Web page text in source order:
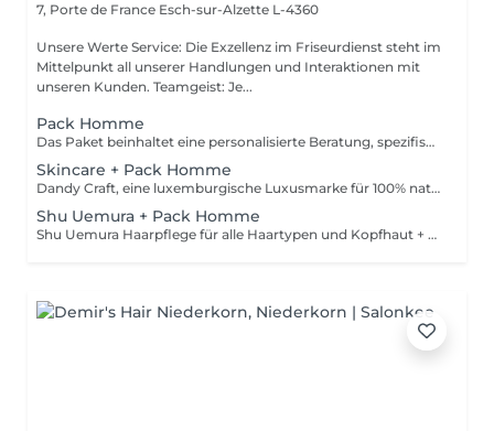
7, Porte de France Esch-sur-Alzette L-4360
Unsere Werte Service: Die Exzellenz im Friseurdienst steht im
Mittelpunkt all unserer Handlungen und Interaktionen mit
unseren Kunden. Teamgeist: Je...
Pack Homme
Das Paket beinhaltet eine personalisierte Beratung, spezifische STATEMENT-Shampoo- und Conditioner-Produkte, den IGORANCE-Haarschnitt (Abschluss auf trockenem Haar) und STATEMENT-Stylingprodukte. Die Preise dienen nur als Richtwerte und müssen nach der persönlichen Beratung durch Ihren Friseur/Stylisten/Spezialisten bestätigt werden. Die Geschäftsleitung behält sich das Recht vor, Änderungen zum reibungslosen Ablauf des Salons vorzunehmen.
Skincare + Pack Homme
Dandy Craft, eine luxemburgische Luxusmarke für 100% natürliche Gesichtspflegeprodukte. Gesichtspflegeset: Reinigungsmittel angereichert mit Aloe Vera Saft und Ginseng Peeling mit Vitamin C Feuchtigkeitscreme mit Sheabutter + Pack Homme
Shu Uemura + Pack Homme
Shu Uemura Haarpflege für alle Haartypen und Kopfhaut + Pack Homme Die Preise dienen zur Orientierung und müssen nach einer individuellen Beratung durch Ihren Friseur/Stylisten/Spezialisten bestätigt werden. Die Geschäftsleitung behält sich das Recht vor, Änderungen zum reibungslosen Ablauf des Salons vorzunehmen.